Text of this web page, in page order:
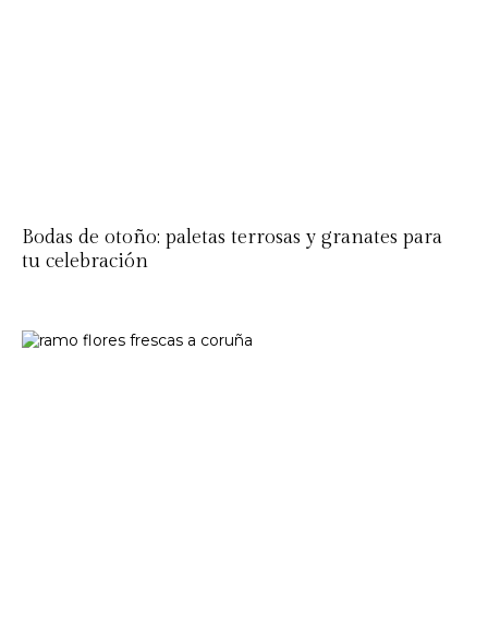
Bodas de otoño: paletas terrosas y granates para
tu celebración